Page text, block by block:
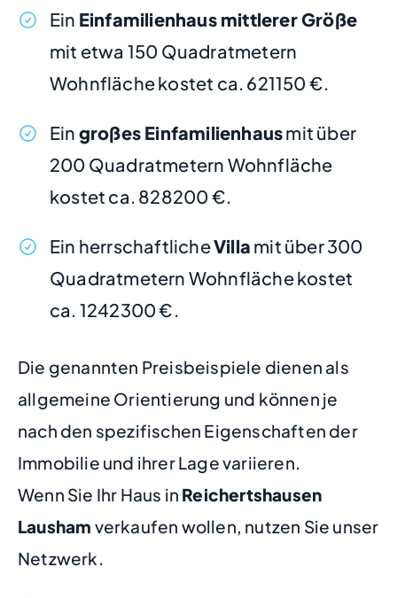
Ein Einfamilienhaus mittlerer Größe
mit etwa 150 Quadratmetern
Wohnfläche kostet ca. 621150 €.
Ein großes Einfamilienhausmit über
200 Quadratmetern Wohnfläche
kostet ca. 828200 €.
Ein herrschaftlicheVilla mit über 300
Quadratmetern Wohnfläche kostet
ca. 1242300 €.
Die genannten Preisbeispiele dienen als
allgemeine Orientierung und können je
nach den spezifischen Eigenschaften der
Immobilie und ihrer Lage variieren.
Wenn Sie Ihr Haus in Reichertshausen
Lausham verkaufen wollen, nutzen Sie unser
Netzwerk.